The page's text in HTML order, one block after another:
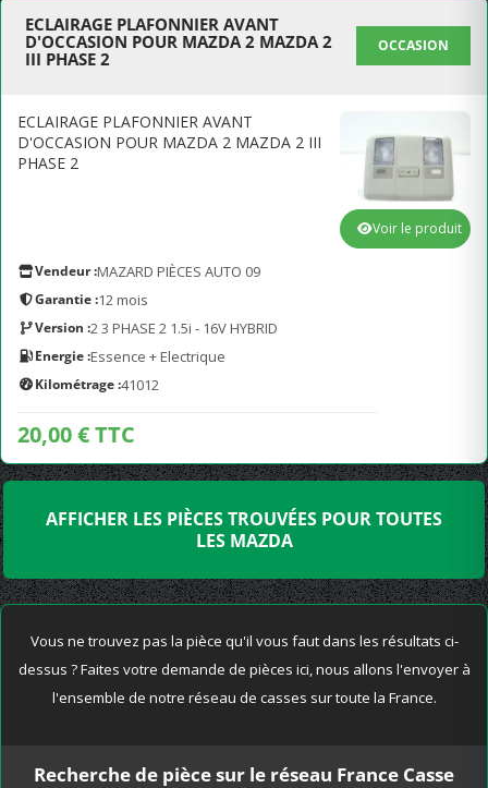
ECLAIRAGE PLAFONNIER AVANT
D'OCCASION POUR MAZDA 2 MAZDA 2
III PHASE 2
OCCASION
ECLAIRAGE PLAFONNIER AVANT
D'OCCASION POUR MAZDA 2 MAZDA 2 III
PHASE 2
Vendeur :MAZARD PIÈCES AUTO 09
Garantie :12 mois
Version :2 3 PHASE 2 1.5i - 16V HYBRID
Energie :Essence + Electrique
Kilométrage :41012
20,00 € TTC
Voir le produit
AFFICHER LES PIÈCES TROUVÉES POUR TOUTES
LES MAZDA
Vous ne trouvez pas la pièce qu'il vous faut dans les résultats ci-
dessus ? Faites votre demande de pièces ici, nous allons l'envoyer à
l'ensemble de notre réseau de casses sur toute la France.
Recherche de pièce sur le réseau France Casse